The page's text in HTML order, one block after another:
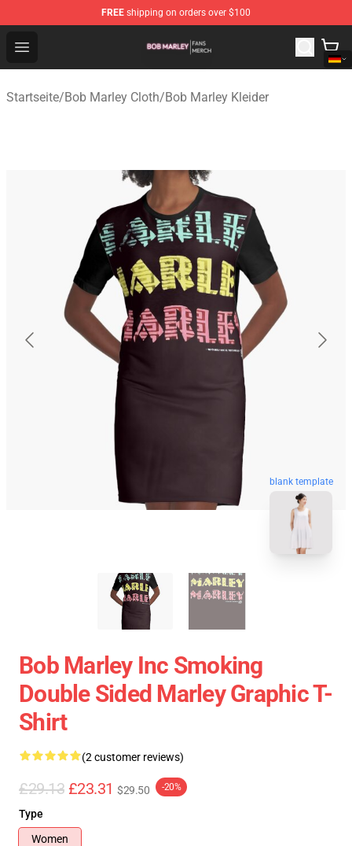
FREE shipping on orders over $100
Open menu
Bob Marley Shop - Official Bob Marley Merchandise
Startseite/Bob Marley Cloth/Bob Marley Kleider
blank template
Bob Marley Inc Smoking
Double Sided Marley Graphic T-
Shirt
(2 customer reviews)
£29.13 £23.31 $29.50 -20%
Type
Women